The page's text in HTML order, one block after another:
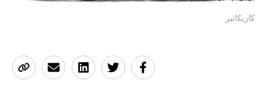
كاريكاتير